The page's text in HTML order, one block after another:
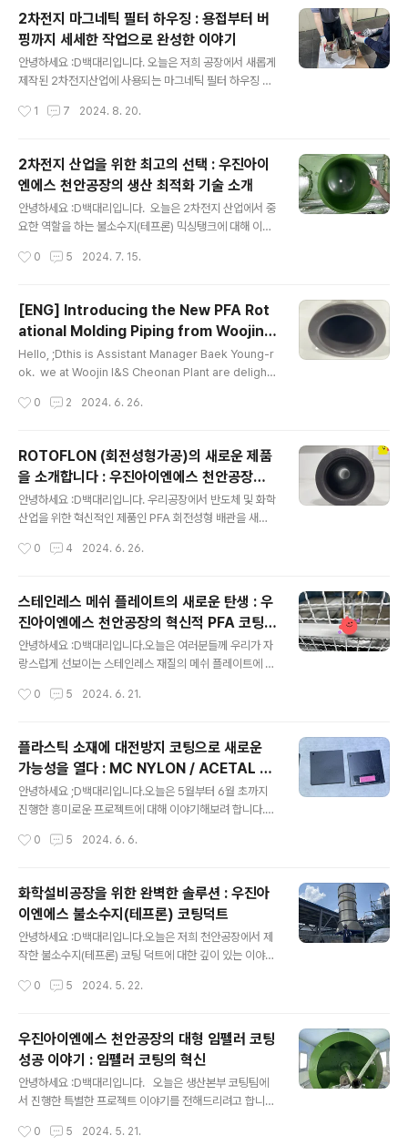
한민국 최고의 기능인을 선발하는 중요한 대회로, 각 분야
의 전문가들이 한 자리에 모여 실력을 겨루는 자리입니다.
이번 대회는 금오고등학교에서 열렸으며, 용접 직종은 정
밀한 기술과 숙련도가 요구되는 어려운 종목 중 하나입니
다.형상팀 새내기 직원은 입사 후 자신의 기술을 발전시키
은 평소 작업현장에서 두드려젔고, 회사는 전국기능경기대
2차전지 마그네틱 필터 하우징 : 용접부터 버
핑까지 세세한 작업으로 완성한 이야기
안녕하세요 :D백대리입니다. 오늘은 저희 공장에서 새롭게
제작된 2차전지산업에 사용되는 마그네틱 필터 하우징 세
는 2차전지의 고도화된 제조 공정에 사용되는 제품으로,
며, 특히 내부의 손이 닿지 않는 분위까지 꼼꼼하게 작업을
마쳤습니다. - 시작 : 용접작업2차전지 생산에 사용되는
마그네틱 필터 하우징의 제작은 그 중요성 때문에 첫 단계
부터 고도의 정밀함을 요구합니다. 고품질의 소재를 사용
하여 튼튼하게 용접 작업을 진행하였으며, 필터 하우징의
조 공정에서 필터 하우징이 차지하는 중요한 역할을 고려
1 7 2024. 8. 20.
2차전지 산업을 위한 최고의 선택 : 우진아이
엔에스 천안공장의 생산 최적화 기술 소개
안녕하세요 :D백대리입니다. 오늘은 2차전지 산업에서 중
요한 역할을 하는 불소수지(테프론) 믹싱탱크에 대해 이야
은 무엇인지, 그리고 왜 중요한지, 장점들은 어떤 것들이 있
요 구성 요소 중 하나인 전극 슬러리를 혼합하는 데 사용되
는 장비입니다. 전극 슬러리는 활물질(active material),
바인더(binder), 전도성 첨가제(conductive additive)
등을 포함한 여러 재료를 혼합하여 만듭니다. 이 슬러리는
중요한 역할을 합니다.믹싱탱크의 주요 역할과 기능은 다..
0 5 2024. 7. 15.
[ENG] Introducing the New PFA Rot
ational Molding Piping from Woojin I
&S Cheonan Plant
Hello, ;Dthis is Assistant Manager Baek Young-r
ok. we at Woojin I&S Cheonan Plant are delight
olding piping, designed for the semiconductor
developed through a combination of advanced
technology and modern manufacturing process
es to specifically meet industry needs. Detailed
Introduction to Rotational M..
0 2 2024. 6. 26.
ROTOFLON (회전성형가공)의 새로운 제품
을 소개합니다 : 우진아이엔에스 천안공장의
신규 제품군 안내
안녕하세요 :D백대리입니다. 우리공장에서 반도체 및 화학
산업을 위한 혁신적인 제품인 PFA 회전성형 배관을 새롭
신 제조 공정을 통해 개발된 것으로, 업계에서 필요로 하는
제작된 PFA 회전성형 배관은 고성능의 PFA 소재를 사용
하여 제작되었으며, 이 회전성형 기술은 PFA 원료들이 배
관 내부에 고르게 분포되게 하여 내부에 이음새가 없는 일
체형 구조를 생성하며, 이는 약 2,000 마이크로미터의 균
도를 제공합니다. 이와 같은 구조는 극한의 산업 환경에서
0 4 2024. 6. 26.
스테인레스 메쉬 플레이트의 새로운 탄생 : 우
진아이엔에스 천안공장의 혁신적 PFA 코팅
작업기🔥
안녕하세요 :D백대리입니다.​​오늘은 여러분들께 우리가 자
랑스럽게 선보이는 스테인레스 재질의 메쉬 플레이트에 불
합니다. 이 혁신적인 기술과 그 뒷이야기를 재미있게 즐겨
우리의 스테인레스 메쉬 플레이트는 그 자체로도 내구성
과 견고함에서 탁월합니다. 하지만 우리는 여기서 멈추지
않았습니다. 우리의 목표는 항상 최고를 넘어서 최고의 최
상을 추구하는 것입니다. 그래서 우리는 메쉬 플레이트의
성능을 한 단계 더 업그레이드 하기 위해 불소수지 PFA 코
FA 코팅을 선택했을까❓​​​우리는 항상 고객의 요구와 산업
0 5 2024. 6. 21.
플라스틱 소재에 대전방지 코팅으로 새로운
가능성을 열다 : MC NYLON / ACETAL 작
업 성공사례
안녕하세요 ;D백대리입니다.오늘은 5월부터 6월 초까지
진행한 흥미로운 프로젝트에 대해 이야기해보려 합니다.
에 대전방지 코팅을 적용하여 원하는 표면저항값을 만들어
ylon과 Acetal이라는 두 가지 플라스틱 소재에 대해 설명
드리자면MC Nylon (Monomer Casting Nylon)MC
Nylon은 나일론 6의 단량체를 중합하여 만든 플라스틱 소
재입니다. 기계적 강도, 내마모성, 내충격성, 내열성 등이
뛰어나 다양한 산업 분야에서 사용됩니다. 특히, 베어링, 기
oxymethylene, POM)Acetal은 폴리옥..
0 5 2024. 6. 6.
화학설비공장을 위한 완벽한 솔루션 : 우진아
이엔에스 불소수지(테프론) 코팅덕트
안녕하세요 :D백대리입니다.​오늘은 저희 천안공장에서 제
작한 불소수지(테프론) 코팅 덕트에 대한 깊이 있는 이야기
코팅덕트는 특히 화학설비공장에서 중요한 역할을 하고 있
탕으로 한 성공적인 프로젝트와 고객 만족 사례를 중점적
으로 다루어 보겠습니다. 불소수지(테프론) 코팅덕트 : 첨
단 기술의 결정체​불소수지(테프론) 코팅 덕트는 내화학성
과 내열성이 뛰어나, 극한의 환경에서도 안정적인 성능을
발휘합니다. 이러한 특성 덕분에 화학설비공장과 같은 까
엔에스 천안공장에서는 이러한 고도의 기술이 요구되는 덕
0 5 2024. 5. 22.
우진아이엔에스 천안공장의 대형 임펠러 코팅
성공 이야기 : 임펠러 코팅의 혁신
안녕하세요 :D백대리입니다. 오늘은 생산본부 코팅팀에
서 진행한 특별한 프로젝트 이야기를 전해드리려고 합니
코팅을 적용하여 성공적으로 완료한 이야기입니다. 이 프
0 5 2024. 5. 21.